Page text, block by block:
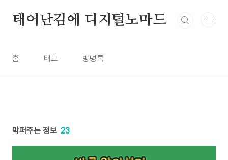
태어난김에 디지털노마드
홈 태그 방명록
막퍼주는 정보 23